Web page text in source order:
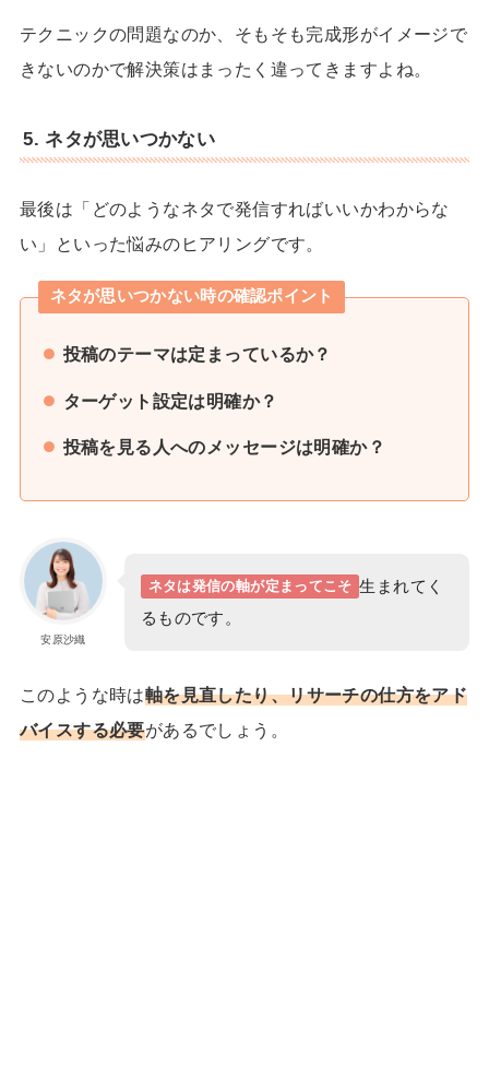
テクニックの問題なのか、そもそも完成形がイメージで
きないのかで解決策はまったく違ってきますよね。
5. ネタが思いつかない
最後は「どのようなネタで発信すればいいかわからな
い」といった悩みのヒアリングです。
ネタが思いつかない時の確認ポイント
投稿のテーマは定まっているか？
ターゲット設定は明確か？
投稿を見る人へのメッセージは明確か？
安原沙織
ネタは発信の軸が定まってこそ 生まれてく
るものです。
このような時は軸を見直したり、リサーチの仕方をアド
バイスする必要があるでしょう。